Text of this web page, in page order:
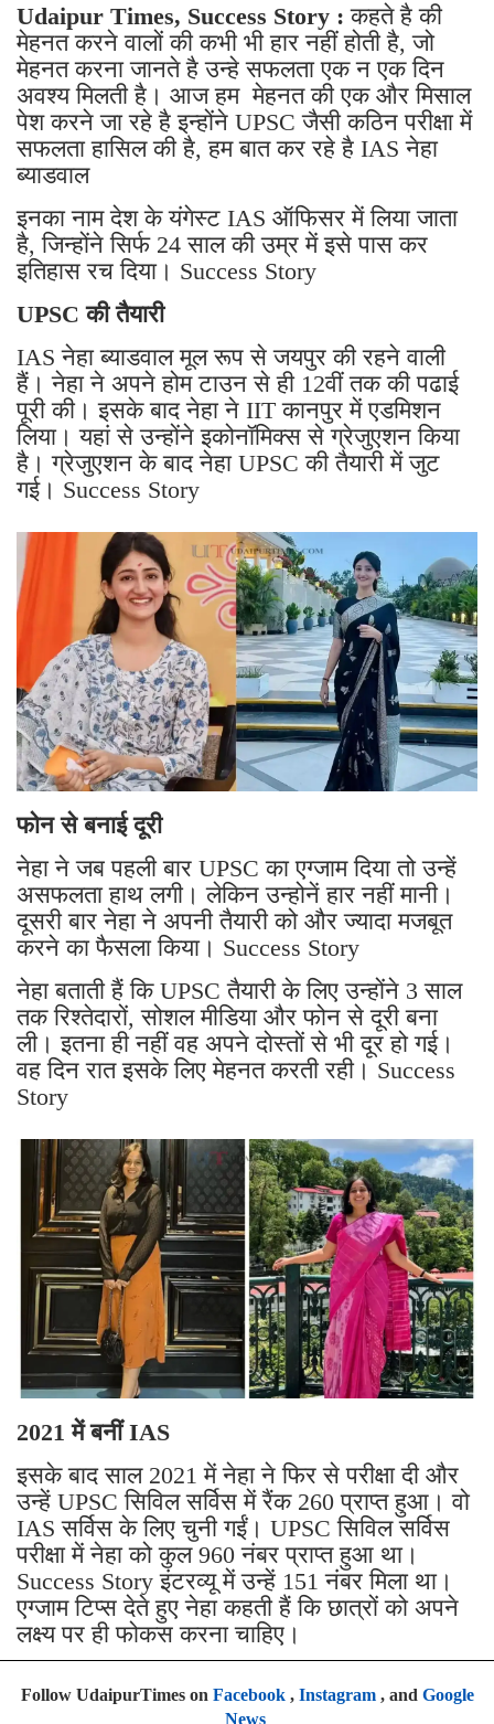
Udaipur Times, Success Story :कहते है की
मेहनत करने वालों की कभी भी हार नहीं होती है, जो
मेहनत करना जानते है उन्हे सफलता एक न एक दिन
अवश्य मिलती है। आज हम मेहनत की एक और मिसाल
पेश करने जा रहे है इन्होंने UPSC जैसी कठिन परीक्षा में
सफलता हासिल की है, हम बात कर रहे है IAS नेहा
ब्याडवाल
इनका नाम देश के यंगेस्ट IAS ऑफिसर में लिया जाता
है, जिन्होंने सिर्फ 24 साल की उम्र में इसे पास कर
इतिहास रच दिया। Success Story
UPSC की तैयारी
IAS नेहा ब्याडवाल मूल रूप से जयपुर की रहने वाली
हैं। नेहा ने अपने होम टाउन से ही 12वीं तक की पढाई
पूरी की। इसके बाद नेहा ने IIT कानपुर में एडमिशन
लिया। यहां से उन्होंने इकोनॉमिक्स से ग्रेजुएशन किया
है। ग्रेजुएशन के बाद नेहा UPSC की तैयारी में जुट
गई। Success Story
फोन से बनाई दूरी
नेहा ने जब पहली बार UPSC का एग्जाम दिया तो उन्हें
असफलता हाथ लगी। लेकिन उन्होनें हार नहीं मानी।
दूसरी बार नेहा ने अपनी तैयारी को और ज्यादा मजबूत
करने का फैसला किया। Success Story
नेहा बताती हैं कि UPSC तैयारी के लिए उन्होंने 3 साल
तक रिश्तेदारों, सोशल मीडिया और फोन से दूरी बना
ली। इतना ही नहीं वह अपने दोस्तों से भी दूर हो गई।
वह दिन रात इसके लिए मेहनत करती रही। Success
Story
2021 में बनीं IAS
इसके बाद साल 2021 में नेहा ने फिर से परीक्षा दी और
उन्हें UPSC सिविल सर्विस में रैंक 260 प्राप्त हुआ। वो
IAS सर्विस के लिए चुनी गईं। UPSC सिविल सर्विस
परीक्षा में नेहा को कुल 960 नंबर प्राप्त हुआ था।
Success Story इंटरव्यू में उन्हें 151 नंबर मिला था।
एग्जाम टिप्स देते हुए नेहा कहती हैं कि छात्रों को अपने
लक्ष्य पर ही फोकस करना चाहिए।
Follow UdaipurTimes on Facebook, Instagram, and Google
News